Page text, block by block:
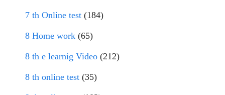
7 th Online test (184)
8 Home work (65)
8 th e learnig Video (212)
8 th online test (35)